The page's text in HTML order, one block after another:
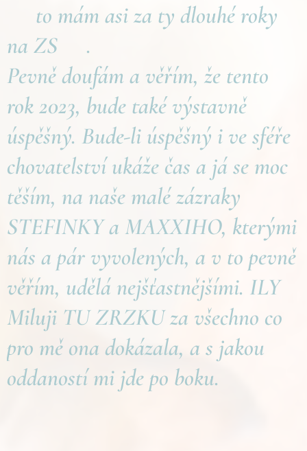
❤️to mám asi za ty dlouhé roky
na ZS🏒.
Pevně doufám a věřím, že tento
rok 2023, bude také výstavně
úspěšný. Bude-li úspěšný i ve sféře
chovatelství ukáže čas a já se moc
těším, na naše malé zázraky
STEFINKY a MAXXIHO, kterými
nás a pár vyvolených, a v to pevně
věřím, udělá nejšťastnějšími. ILY
Miluji TU ZRZKU za všechno co
pro mě ona dokázala, a s jakou
oddaností mi jde po boku.❤️❤️